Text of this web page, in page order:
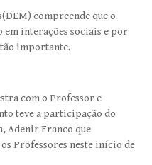
compreende que o
em interações sociais e por
tão importante.
com o Professor e
teve a participação do
Adenir Franco que
Professores neste início de